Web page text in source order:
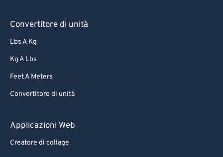
Convertitore di unità
Lbs A Kg
Kg A Lbs
Feet A Meters
Convertitore di unità
Applicazioni Web
Creatore di collage